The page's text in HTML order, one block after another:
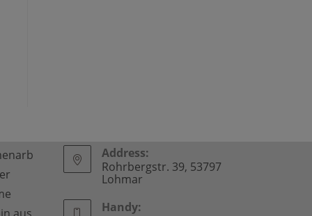
Address:
Rohrbergstr. 39, 53797
Lohmar
Handy: